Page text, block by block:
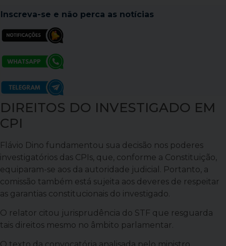
Inscreva-se e não perca as notícias
DIREITOS DO INVESTIGADO EM
CPI
Flávio Dino fundamentou sua decisão nos poderes
investigatórios das CPIs, que, conforme a Constituição,
equiparam-se aos da autoridade judicial. Portanto, a
comissão também está sujeita aos deveres de respeitar
as garantias constitucionais do investigado.
O relator citou jurisprudência do STF que resguarda
tais direitos mesmo no âmbito parlamentar.